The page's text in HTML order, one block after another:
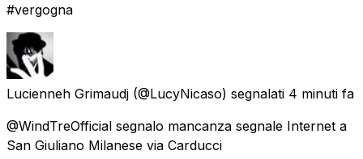
#vergogna
Lucienneh Grimaudj (@LucyNicaso) segnalati 4 minuti fa
@WindTreOfficial segnalo mancanza segnale Internet a
San Giuliano Milanese via Carducci